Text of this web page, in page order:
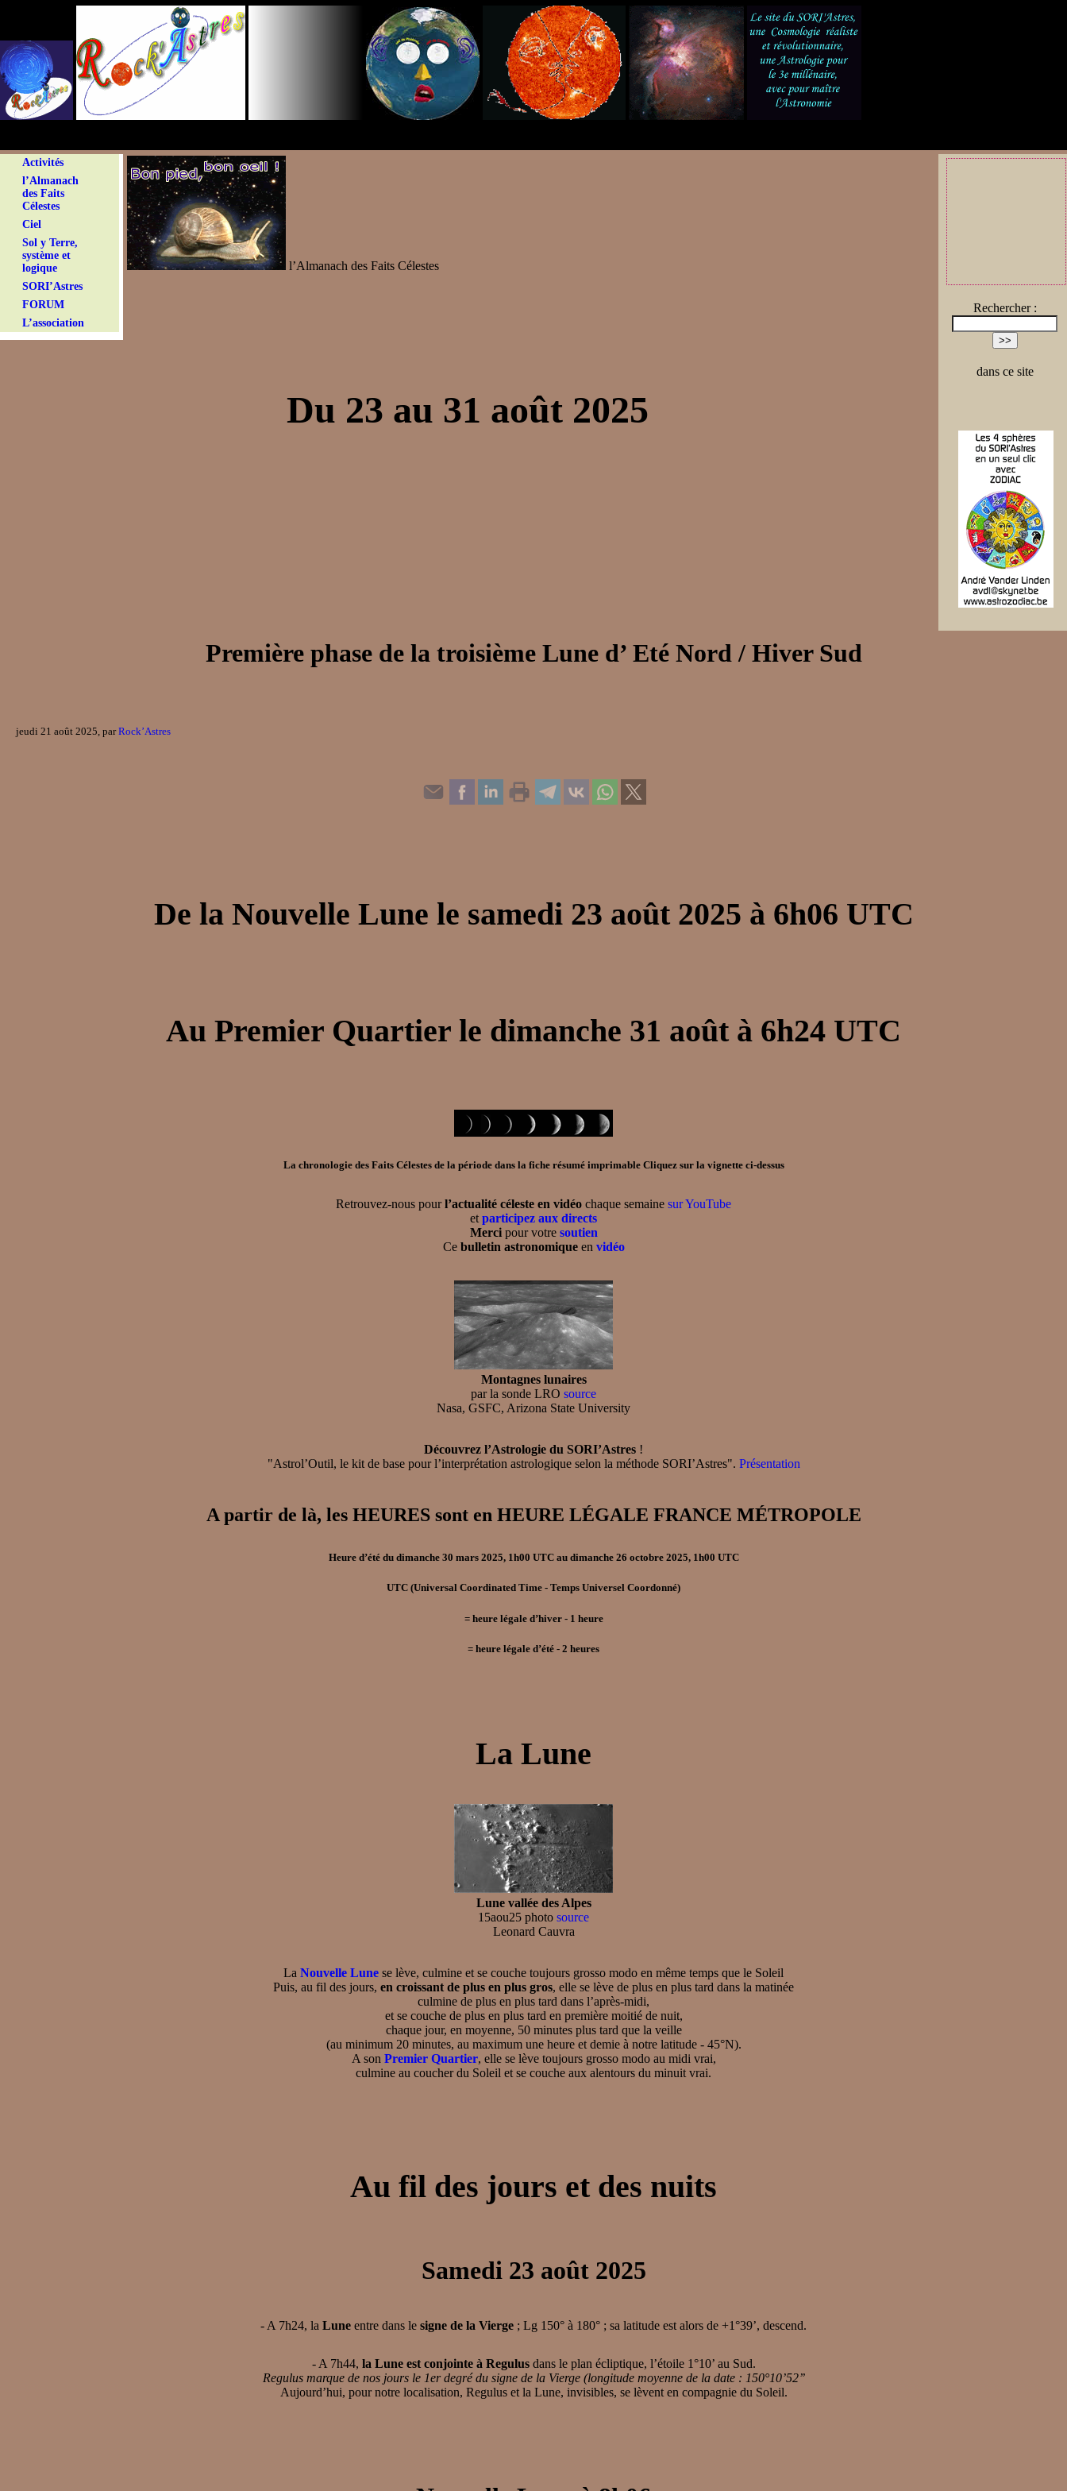
Activités
l’Almanach
des Faits
Célestes
Ciel
Sol y Terre,
système et
logique
SORI’Astres
FORUM
L’association
Rechercher :
dans ce site
l’Almanach des Faits Célestes
Du 23 au 31 août 2025
Première phase de la troisième Lune d’ Eté Nord / Hiver Sud
jeudi 21 août 2025, parRock’Astres
De la Nouvelle Lune le samedi 23 août 2025 à 6h06 UTC
Au Premier Quartier le dimanche 31 août à 6h24 UTC
La chronologie des Faits Célestes de la période dans la fiche résumé imprimableCliquez sur la vignette ci-dessus
Retrouvez-nous pourl’actualité céleste en vidéo chaque semaine sur YouTube
et participez aux directs
Mercipour votre soutien
Ce bulletin astronomiqueen vidéo
Montagnes lunaires
par la sonde LRO source
Nasa, GSFC, Arizona State University
Découvrez l’Astrologie du SORI’Astres !
"Astrol’Outil, le kit de base pour l’interprétation astrologique selon la méthode SORI’Astres". Présentation
A partir de là, les HEURES sont en HEURE LÉGALE FRANCE MÉTROPOLE
Heure d’étédu dimanche 30 mars 2025, 1h00 UTCau dimanche 26 octobre 2025, 1h00 UTC
UTC (Universal Coordinated Time - Temps Universel Coordonné)
=heure légale d’hiver - 1 heure
= heure légale d’été - 2 heures
La Lune
Lune vallée des Alpes
15aou25 photo source
Leonard Cauvra
La Nouvelle Lune se lève, culmine et se couche toujours grosso modo en même temps que le Soleil
Puis, au fil des jours, en croissant de plus en plus gros, elle se lève de plus en plus tard dans la matinée
culmine de plus en plus tard dans l’après-midi,
et se couche de plus en plus tard en première moitié de nuit,
chaque jour, en moyenne, 50 minutes plus tard que la veille
(au minimum 20 minutes, au maximum une heure et demie à notre latitude - 45°N).
A son Premier Quartier, elle se lève toujours grosso modo au midi vrai,
culmine au coucher du Soleil et se couche aux alentours du minuit vrai.
Au fil des jours et des nuits
Samedi 23 août 2025
- A 7h24, la Lune entre dans le signe de la Vierge ; Lg 150° à 180° ; sa latitude est alors de +1°39’, descend.
- A 7h44, la Lune est conjointe à Regulusdans le plan écliptique, l’étoile 1°10’ au Sud.
Regulus marque de nos jours le 1er degré du signe de la Vierge (longitude moyenne de la date : 150°10’52’’
Aujourd’hui, pour notre localisation, Regulus et la Lune, invisibles, se lèvent en compagnie du Soleil.
Panneau de gestion des cookies